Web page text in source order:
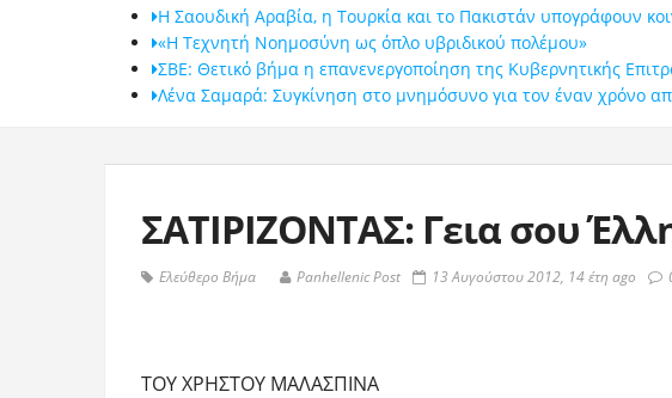
Η Σαουδική Αραβία, η Τουρκία και το Πακιστάν υπογράφουν
«Η Τεχνητή Νοημοσύνη ως όπλο υβριδικού πολέμου»
ΣΒΕ: Θετικό βήμα η επανενεργοποίηση της Κυβερνητικής
Λένα Σαμαρά: Συγκίνηση στο μνημόσυνο για τον έναν χρόνο
ΣΑΤΙΡΙΖΟΝΤΑΣ: Γεια σου
Ελεύθερο Βήμα Panhellenic Post 13 Αυγούστου 2012, 14 έτη ago
ΤΟΥ ΧΡΗΣΤΟΥ ΜΑΛΑΣΠΙΝΑ